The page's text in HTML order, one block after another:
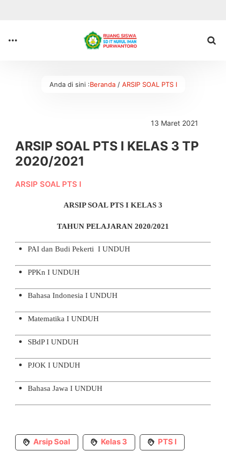
Anda di sini :Beranda/ ARSIP SOAL PTS I
13 Maret 2021
ARSIP SOAL PTS I KELAS 3 TP
2020/2021
ARSIP SOAL PTS I
ARSIP SOAL PTS I KELAS 3
TAHUN PELAJARAN 2020/2021
PAI dan Budi Pekerti I UNDUH
PPKn I UNDUH
Bahasa Indonesia I UNDUH
Matematika I UNDUH
SBdP I UNDUH
PJOK I UNDUH
Bahasa Jawa I UNDUH
Arsip Soal Kelas 3 PTS I